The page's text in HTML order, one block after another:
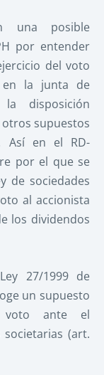
una posible
por entender
del voto
en la junta de
disposición
supuestos
Así en el RD-
por el que se
de sociedades
al accionista
los dividendos
27/1999 de
un supuesto
voto ante el
(art.